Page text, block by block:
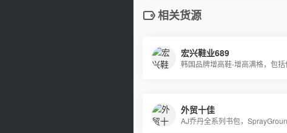
相关货源
宏兴鞋业689
外贸十佳